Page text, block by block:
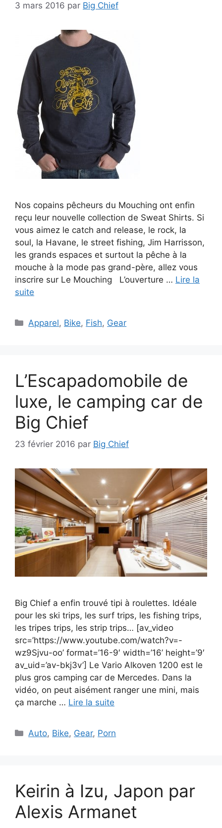
3 mars 2016 par Big Chief
Nos copains pêcheurs du Mouching ont enfin
reçu leur nouvelle collection de Sweat Shirts. Si
vous aimez le catch and release, le rock, la
soul, la Havane, le street fishing, Jim Harrisson,
les grands espaces et surtout la pêche à la
mouche à la mode pas grand-père, allez vous
inscrire sur Le Mouching L’ouverture … Lire la
suite
Catégories
Apparel, Bike, Fish, Gear
L’Escapadomobile de
luxe, le camping car de
Big Chief
23 février 2016 par Big Chief
Big Chief a enfin trouvé tipi à roulettes. Idéale
pour les ski trips, les surf trips, les fishing trips,
les tripes trips, les strip trips… [av_video
src=’https://www.youtube.com/watch?v=-
wz9Sjvu-oo’ format=’16-9′ width=’16’ height=’9′
av_uid=’av-bkj3v’] Le Vario Alkoven 1200 est le
plus gros camping car de Mercedes. Dans la
vidéo, on peut aisément ranger une mini, mais
ça marche … Lire la suite
Catégories
Auto, Bike, Gear, Porn
Keirin à Izu, Japon par
Alexis Armanet